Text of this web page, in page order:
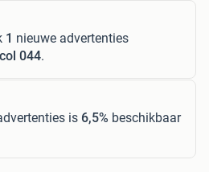
1 nieuwe advertenties
044.
is 6,5% beschikbaar